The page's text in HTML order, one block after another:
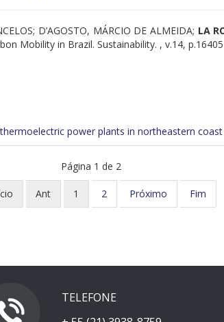
D’AGOSTO, MÁRCIO DE ALMEIDA; LA
Mobility in Brazil. Sustainability. , v.14,
power plants in northeastern
Página 1 de 2
Ant 1 2 Próximo Fim
TELEFONE